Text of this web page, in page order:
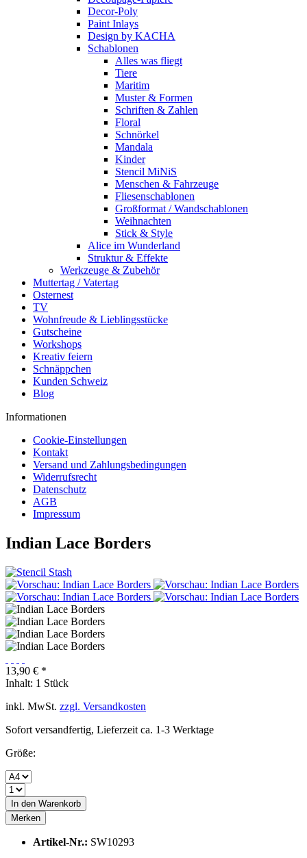
Decor-Poly
Paint Inlays
Design by KACHA
Schablonen
Alles was fliegt
Tiere
Maritim
Muster & Formen
Schriften & Zahlen
Floral
Schnörkel
Mandala
Kinder
Stencil MiNiS
Menschen & Fahrzeuge
Fliesenschablonen
Großformat / Wandschablonen
Weihnachten
Stick & Style
Alice im Wunderland
Struktur & Effekte
Werkzeuge & Zubehör
Muttertag / Vatertag
Osternest
TV
Wohnfreude & Lieblingsstücke
Gutscheine
Workshops
Kreativ feiern
Schnäppchen
Kunden Schweiz
Blog
Informationen
Cookie-Einstellungen
Kontakt
Versand und Zahlungsbedingungen
Widerrufsrecht
Datenschutz
AGB
Impressum
Indian Lace Borders
13,90 € *
Inhalt: 1 Stück
inkl. MwSt. zzgl. Versandkosten
Sofort versandfertig, Lieferzeit ca. 1-3 Werktage
Größe:
In den Warenkorb
Merken
Artikel-Nr.: SW10293